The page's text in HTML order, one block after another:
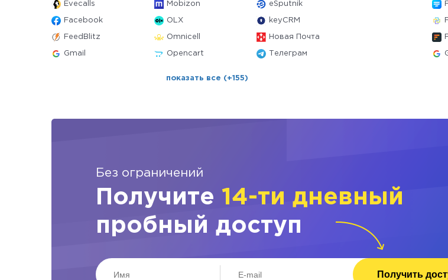
Evecalls Mobizon eSputnik
Facebook OLX keyCRM
FeedBlitz Omnicell Новая Почта
Gmail Opencart Телеграм
показать все (+155)
Без ограничений
Получите 14-ти дневный
пробный доступ
Получить